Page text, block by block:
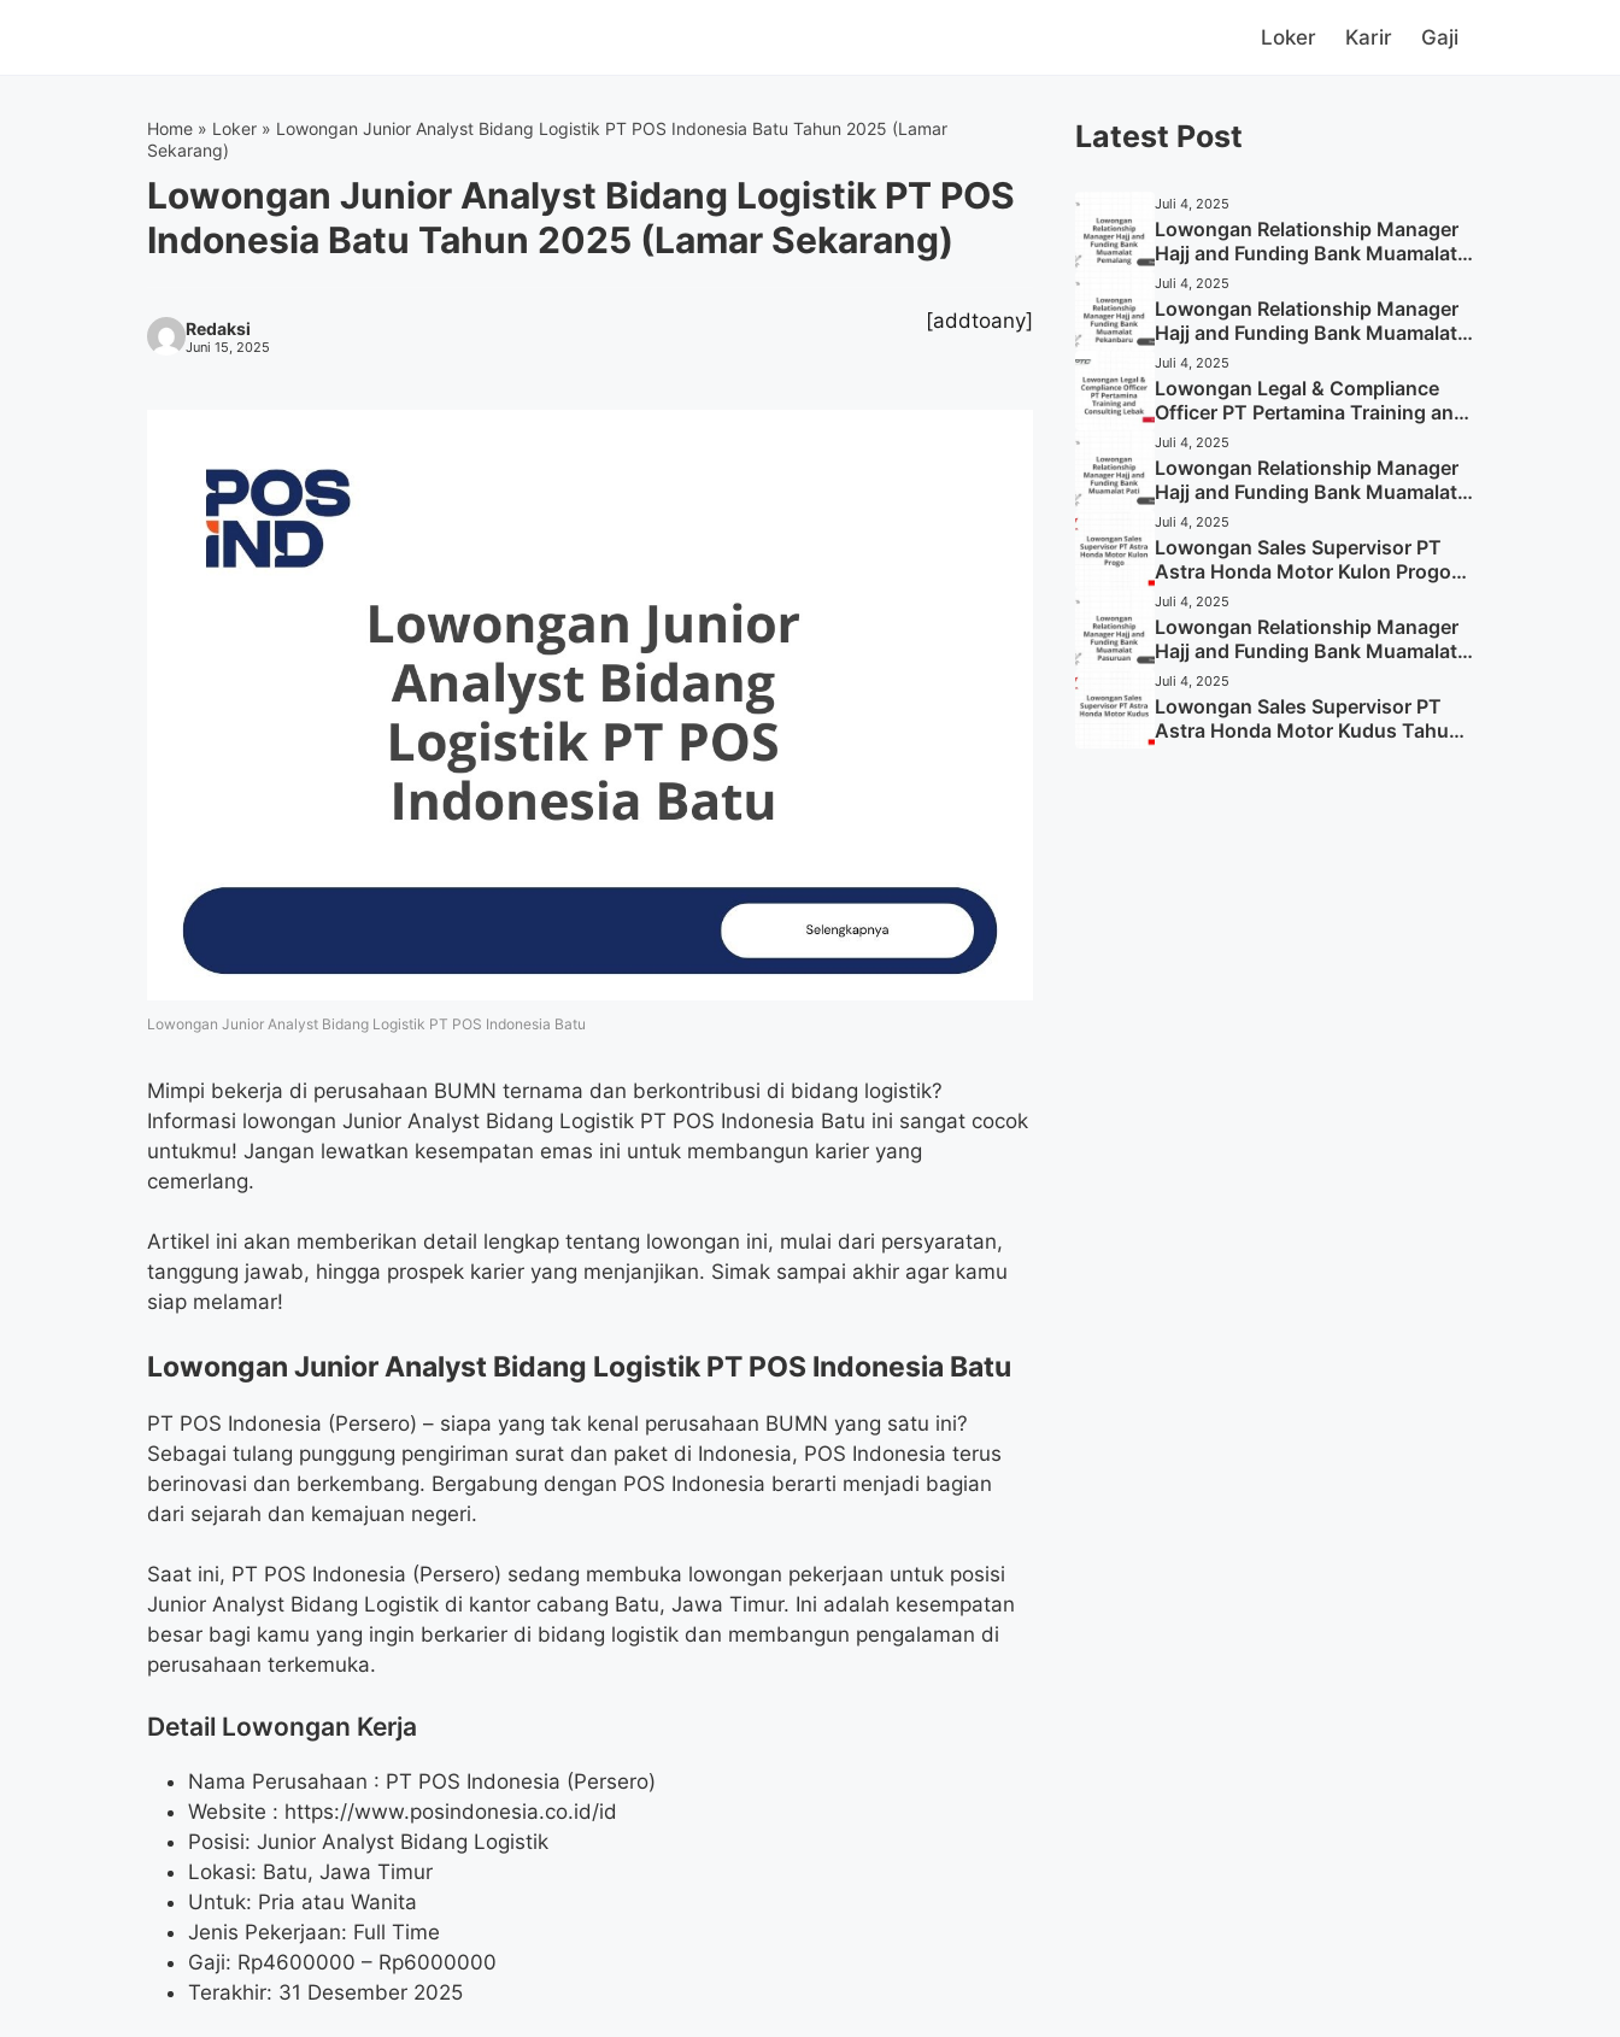
Loker Karir Gaji
Home » Loker » Lowongan Junior Analyst Bidang Logistik PT POS Indonesia Batu Tahun 2025 (Lamar
Sekarang)
Lowongan Junior Analyst Bidang Logistik PT POS
Indonesia Batu Tahun 2025 (Lamar Sekarang)
Redaksi
Juni 15, 2025
[addtoany]
Lowongan Junior Analyst Bidang Logistik PT POS Indonesia Batu
Mimpi bekerja di perusahaan BUMN ternama dan berkontribusi di bidang logistik?
Informasi lowongan Junior Analyst Bidang Logistik PT POS Indonesia Batu ini sangat cocok
untukmu! Jangan lewatkan kesempatan emas ini untuk membangun karier yang
cemerlang.
Artikel ini akan memberikan detail lengkap tentang lowongan ini, mulai dari persyaratan,
tanggung jawab, hingga prospek karier yang menjanjikan. Simak sampai akhir agar kamu
siap melamar!
Lowongan Junior Analyst Bidang Logistik PT POS Indonesia Batu
PT POS Indonesia (Persero) – siapa yang tak kenal perusahaan BUMN yang satu ini?
Sebagai tulang punggung pengiriman surat dan paket di Indonesia, POS Indonesia terus
berinovasi dan berkembang. Bergabung dengan POS Indonesia berarti menjadi bagian
dari sejarah dan kemajuan negeri.
Saat ini, PT POS Indonesia (Persero) sedang membuka lowongan pekerjaan untuk posisi
Junior Analyst Bidang Logistik di kantor cabang Batu, Jawa Timur. Ini adalah kesempatan
besar bagi kamu yang ingin berkarier di bidang logistik dan membangun pengalaman di
perusahaan terkemuka.
Detail Lowongan Kerja
Nama Perusahaan : PT POS Indonesia (Persero)
Website : https://www.posindonesia.co.id/id
Posisi: Junior Analyst Bidang Logistik
Lokasi: Batu, Jawa Timur
Untuk: Pria atau Wanita
Jenis Pekerjaan: Full Time
Gaji: Rp4600000 – Rp6000000
Terakhir: 31 Desember 2025
Latest Post
Juli 4, 2025
Lowongan Relationship Manager
Hajj and Funding Bank Muamalat
Pemalang Tahun 2025
Juli 4, 2025
Lowongan Relationship Manager
Hajj and Funding Bank Muamalat
Pekanbaru Tahun 2025 (Apply
Now)
Juli 4, 2025
Lowongan Legal & Compliance
Officer PT Pertamina Training and
Consulting Lebak Tahun 2025
(Apply Now)
Juli 4, 2025
Lowongan Relationship Manager
Hajj and Funding Bank Muamalat
Pati Tahun 2025 (Lamar
Sekarang)
Juli 4, 2025
Lowongan Sales Supervisor PT
Astra Honda Motor Kulon Progo
Tahun 2025 (Resmi)
Juli 4, 2025
Lowongan Relationship Manager
Hajj and Funding Bank Muamalat
Pasuruan Tahun 2025 (Apply
Now)
Juli 4, 2025
Lowongan Sales Supervisor PT
Astra Honda Motor Kudus Tahun